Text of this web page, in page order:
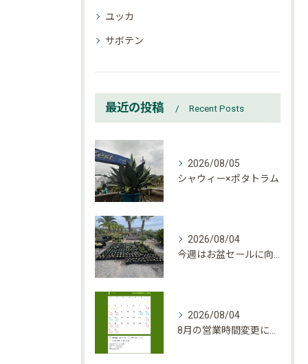
ユッカ
サボテン
最近の投稿 Recent Posts
2026/08/05
シャウィー×ポタトラム
2026/08/04
今週はお盆セールに向けて大量入荷しております。
2026/08/04
8月の営業時間変更になりましたのでご確認下さい。